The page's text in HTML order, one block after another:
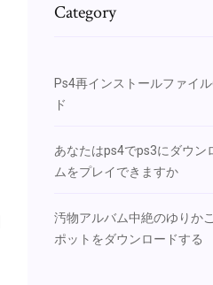
Category
Ps4再インストールファイ
ド
あなたはps4でps3にダウン
ムをプレイできますか
汚物アルバム中絶のゆりか
ポットをダウンロードする